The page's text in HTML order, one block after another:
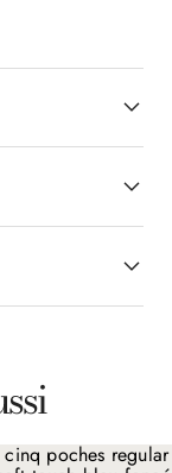
met en
sans
fait
pour
luxe
style